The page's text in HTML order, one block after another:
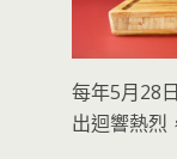
每年5月28
出迴響熱烈